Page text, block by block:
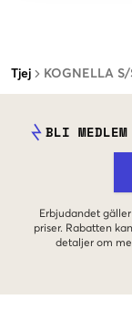
Tjej KOGNELLA
BLI
Erbjudandet
priser. Rabatten
detaljer om